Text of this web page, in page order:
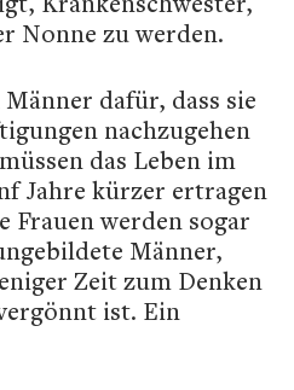
Nonne zu werden.
dafür, dass sie
nachzugehen
das Leben im
Jahre kürzer ertragen
Frauen werden sogar
Männer,
Zeit zum Denken
ist. Ein